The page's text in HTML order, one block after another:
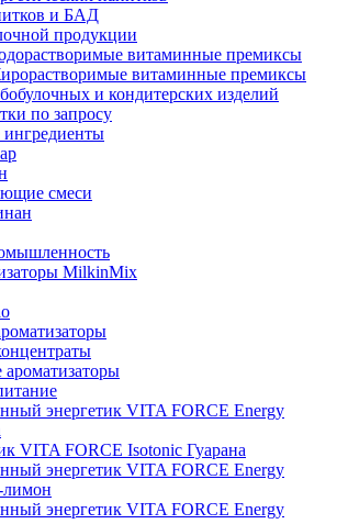
и БАД
продукции
витаминные премиксы
витаминные премиксы
и кондитерских изделий
по запросу
смеси
MilkinMix
энергетик VITA FORCE Energy
VITA FORCE Isotonic Гуарана
энергетик VITA FORCE Energy
энергетик VITA FORCE Energy